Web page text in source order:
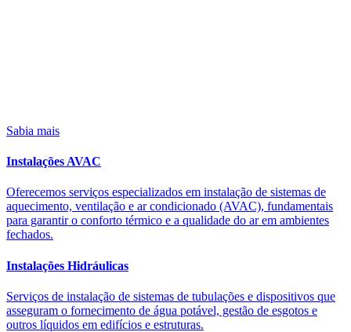
Sabia mais
Instalações AVAC
Oferecemos serviços especializados em instalação de sistemas de
aquecimento, ventilação e ar condicionado (AVAC), fundamentais
para garantir o conforto térmico e a qualidade do ar em ambientes
fechados.
Instalações Hidráulicas
Serviços de instalação de sistemas de tubulações e dispositivos que
asseguram o fornecimento de água potável, gestão de esgotos e
outros líquidos em edifícios e estruturas.